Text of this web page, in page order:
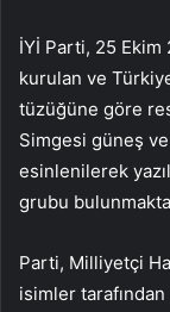
İYİ Parti, 25
kurulan ve
tüzüğüne göre
Simgesi güneş
esinlenilerek
grubu
Parti, Milliyetçi
isimler